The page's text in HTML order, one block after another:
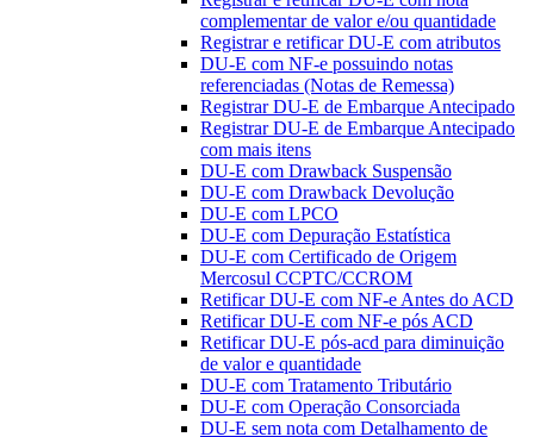
complementar de valor e/ou quantidade
Registrar e retificar DU-E com atributos
DU-E com NF-e possuindo notas
referenciadas (Notas de Remessa)
Registrar DU-E de Embarque Antecipado
Registrar DU-E de Embarque Antecipado
com mais itens
DU-E com Drawback Suspensão
DU-E com Drawback Devolução
DU-E com LPCO
DU-E com Depuração Estatística
DU-E com Certificado de Origem
Mercosul CCPTC/CCROM
Retificar DU-E com NF-e Antes do ACD
Retificar DU-E com NF-e pós ACD
Retificar DU-E pós-acd para diminuição
de valor e quantidade
DU-E com Tratamento Tributário
DU-E com Operação Consorciada
DU-E sem nota com Detalhamento de